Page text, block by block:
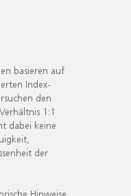
basieren auf
Index-
den
1:1
dabei keine
der